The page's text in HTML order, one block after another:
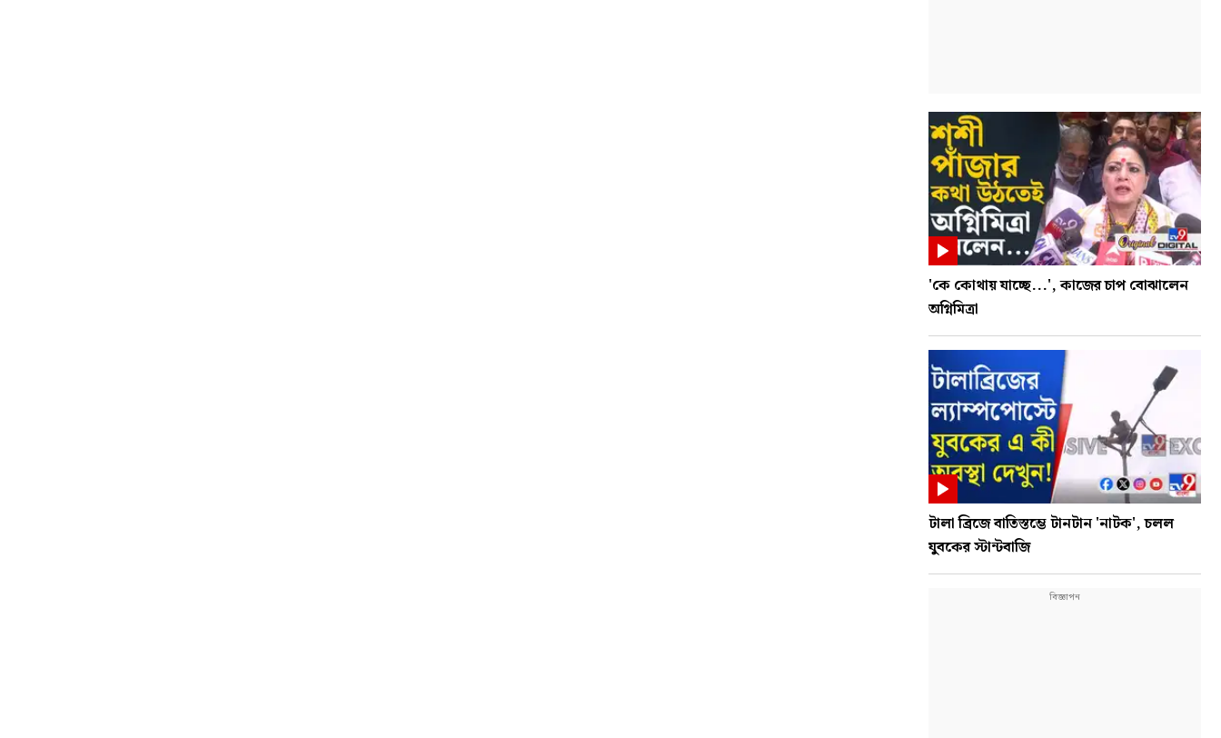
'কে কোথায় যাচ্ছে...', কাজের চাপ বোঝালেন
অগ্নিমিত্রা
টালা ব্রিজে বাতিস্তম্ভে টানটান 'নাটক', চলল
যুবকের স্টান্টবাজি